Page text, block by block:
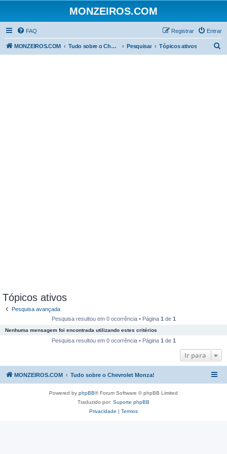
MONZEIROS.COM
FAQ Entrar
Registrar
MONZEIROS.COM Tudo sobre o Chevrolet Monza! Pesquisar Tópicos ativos
Tópicos ativos
Pesquisa avançada
Pesquisa resultou em 0 ocorrência • Página 1 de 1
Nenhuma mensagem foi encontrada utilizando estes critérios
Pesquisa resultou em 0 ocorrência • Página 1 de 1
Ir para
MONZEIROS.COM Tudo sobre o Chevrolet Monza!
Powered by phpBB® Forum Software © phpBB Limited
Traduzido por: Suporte phpBB
Privacidade | Termos